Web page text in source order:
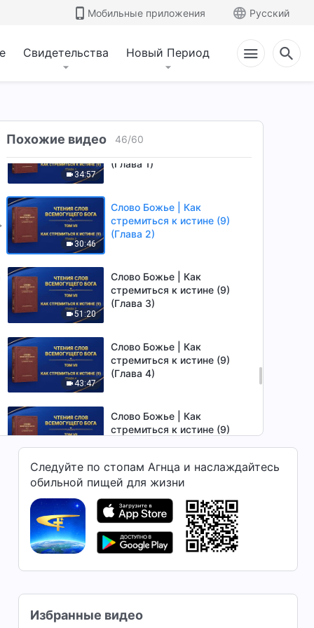
Мобильные приложения Русский
Свидетельства Новый Период
Похожие видео 46/60
стремиться к истине (8)
Слово Божье | Как
34:57
Слово Божье | Как
(Глава 1)
30:46
Слово Божье | Как
стремиться к истине (9)
(Глава 2)
51:20
Слово Божье | Как
стремиться к истине (9)
(Глава 3)
43:47
Слово Божье | Как
стремиться к истине (9)
(Глава 4)
Слово Божье | Как
стремиться к истине (9)
48:15
Слово Божье | Как
стремиться к истине (10)
(Глава 1)
41:56
Слово Божье | Как
стремиться к истине (10)
Слово Божье | Как
Следуйте по стопам Агнца и наслаждайтесь
обильной пищей для жизни
Избранные видео